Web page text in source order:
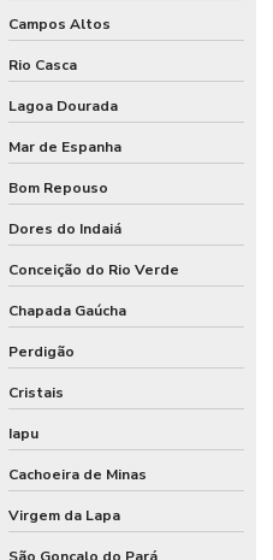
Campos Altos
Rio Casca
Lagoa Dourada
Mar de Espanha
Bom Repouso
Dores do Indaiá
Conceição do Rio Verde
Chapada Gaúcha
Perdigão
Cristais
Iapu
Cachoeira de Minas
Virgem da Lapa